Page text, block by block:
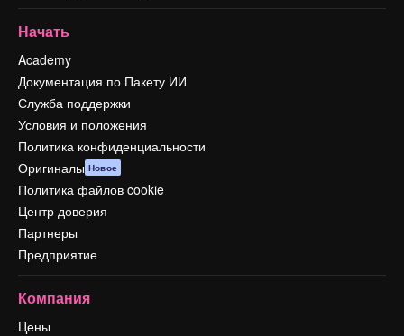
Начать
Academy
Документация по Пакету ИИ
Служба поддержки
Условия и положения
Политика конфиденциальности
Оригиналы Новое
Политика файлов cookie
Центр доверия
Партнеры
Предприятие
Компания
Цены